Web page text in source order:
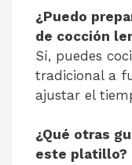
¿Puedo
de cocción
Sí, puedes
tradicional a
ajustar el
¿Qué otras
este platillo?